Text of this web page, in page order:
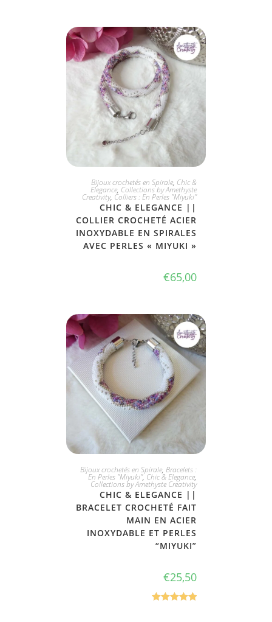
JE L'ADOPTE
Bijoux crochetés en Spirale, Chic &
Elegance, Collections by Amethyste
Creativity, Colliers : En Perles "Miyuki"
CHIC & ELEGANCE ||
COLLIER CROCHETÉ ACIER
INOXYDABLE EN SPIRALES
AVEC PERLES « MIYUKI »
€65,00
JE L'ADOPTE
Bijoux crochetés en Spirale, Bracelets :
En Perles "Miyuki",Chic & Elegance,
Collections by Amethyste Creativity
CHIC & ELEGANCE ||
BRACELET CROCHETÉ FAIT
MAIN EN ACIER
INOXYDABLE ET PERLES
“MIYUKI”
€25,50